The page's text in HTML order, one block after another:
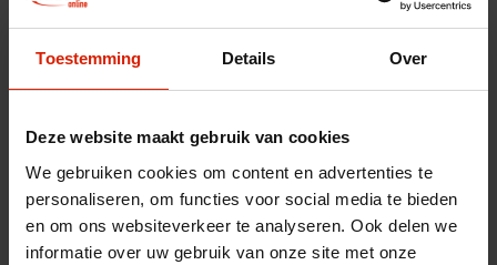
Toestemming Details Over
Deze website maakt gebruik van cookies
We gebruiken cookies om content en advertenties te
personaliseren, om functies voor social media te bieden
en om ons websiteverkeer te analyseren. Ook delen we
informatie over uw gebruik van onze site met onze
Bad- en slaapkamer
Accessoires
Wisselstukken
Blogs
Contact
nl
fr es
Filteren
Producten getagd met
Lett900